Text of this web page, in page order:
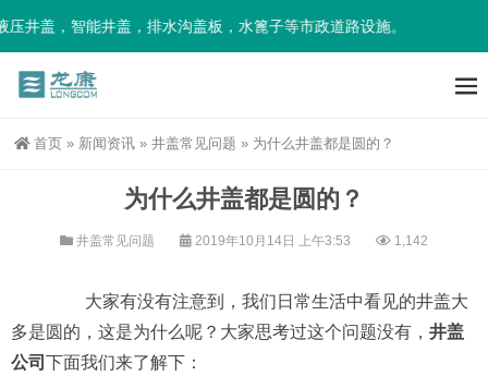
井盖，智能井盖，排水沟盖板，水篦子等市政道路设施。
首页 » 新闻资讯 » 井盖常见问题 » 为什么井盖都是圆的？
为什么井盖都是圆的？
井盖常见问题 2019年10月14日 上午3:53 1,142
大家有没有注意到，我们日常生活中看见的井盖大
多是圆的，这是为什么呢？大家思考过这个问题没有， 井盖
公司 下面我们来了解下：